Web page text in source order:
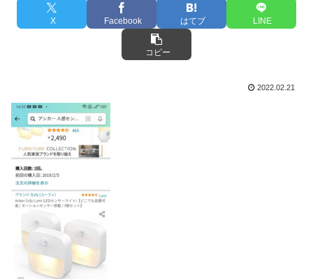
X Facebook はてブ LINE
コピー
2022.02.21